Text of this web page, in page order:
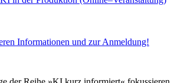
Informationen und zur Anmeldung!